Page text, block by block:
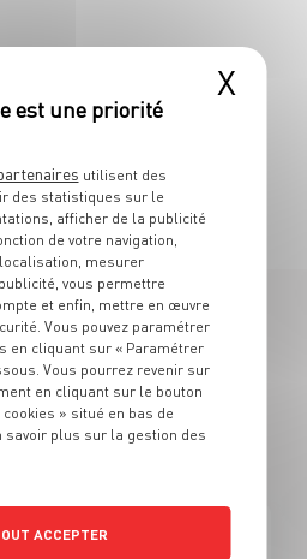
dans cette offre ? Postulez
offrant de belles
!
DE RAYON F&L /
MAGASIN
X
utilisent des
des statistiques sur le
afficher de la publicité
de votre navigation,
mesurer
vous permettre
et enfin, mettre en œuvre
Vous pouvez paramétrer
en cliquant sur « Paramétrer
Vous pourrez revenir sur
en cliquant sur le bouton
» situé en bas de
savoir plus sur la gestion des
ACCEPTER